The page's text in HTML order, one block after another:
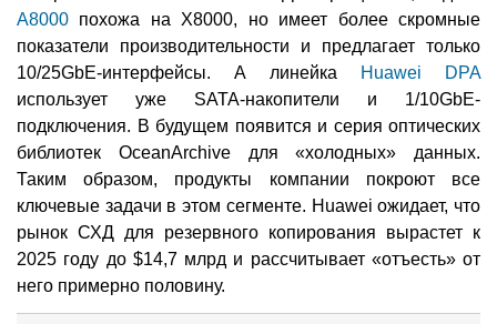
A8000 похожа на X8000, но имеет более скромные
показатели производительности и предлагает только
10/25GbE-интерфейсы. А линейка
Huawei DPA
использует уже SATA-накопители и 1/10GbE-
подключения. В будущем появится и серия оптических
библиотек OceanArchive для «холодных» данных.
Таким образом, продукты компании покроют все
ключевые задачи в этом сегменте. Huawei ожидает, что
рынок СХД для резервного копирования вырастет к
2025 году до $14,7 млрд и рассчитывает «отъесть» от
него примерно половину.